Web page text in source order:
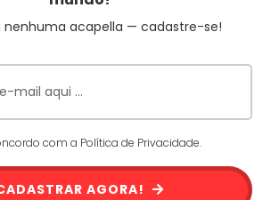
nenhuma acapella — cadastre-se!
com a Política de Privacidade.
AGORA!